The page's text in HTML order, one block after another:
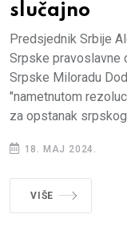
slučajno
Predsjednik Srbije
Srpske pravoslavne
Srpske Miloradu
"nametnutom
za opstanak srpskog
18. MAJ 2024.
VIŠE